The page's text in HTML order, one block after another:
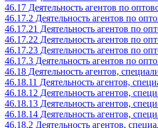
46.17 Деятельность агентов по
46.17.2 Деятельность агентов по
46.17.21 Деятельность агентов по
46.17.22 Деятельность агентов по
46.17.23 Деятельность агентов по
46.17.3 Деятельность агентов по
46.18 Деятельность агентов,
46.18.11 Деятельность агентов,
46.18.12 Деятельность агентов,
46.18.13 Деятельность агентов,
46.18.14 Деятельность агентов,
46.18.2 Деятельность агентов,